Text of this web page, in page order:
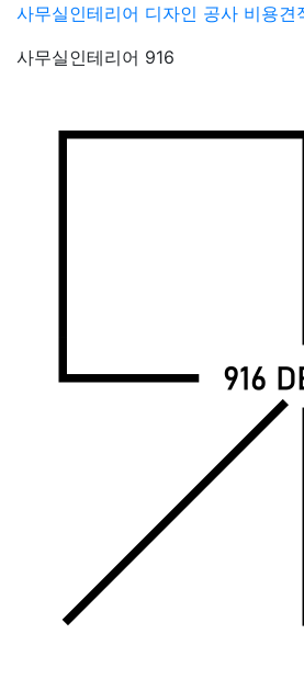
Skip
content
사무실인테리어 디자인 공사 비용견
사무실인테리어 916